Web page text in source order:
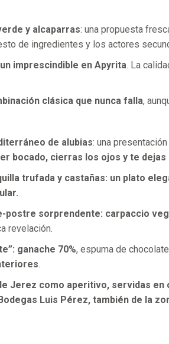
y alcaparras: una propuesta
de ingredientes y los actores
imprescindible en Apyrita. La
clásica que nunca falla,
de alubias: una
bocado, cierras los ojos y te
trufada y castañas: un plato
postre sorprendente: carpaccio
revelación.
ganache 70%, espuma de
.
Jerez como aperitivo, servidas
Luis Pérez, también de la